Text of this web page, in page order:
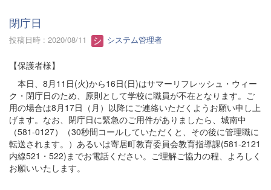
閉庁日
投稿日時 : 2020/08/11 システム管理者
【保護者様】
本日、8月11日(火)から16日(日)はサマーリフレッシュ・ウィー
ク・閉庁日のため、原則として学校に職員が不在となります。ご
用の場合は8月17日（月）以降にご連絡いただくようお願い申し上
げます。なお、閉庁日に緊急のご用件がありましたら、城南中
（581-0127）（30秒間コールしていただくと、その後に管理職に
転送されます。）あるいは寄居町教育委員会教育指導課(581-2121
内線521・522)までお電話ください。ご理解ご協力の程、よろしく
お願いいたします。